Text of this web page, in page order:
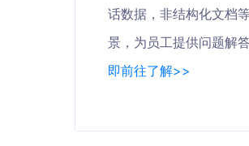
话数据，非结构化文档
景，为员工提供问题解
即前往了解>>